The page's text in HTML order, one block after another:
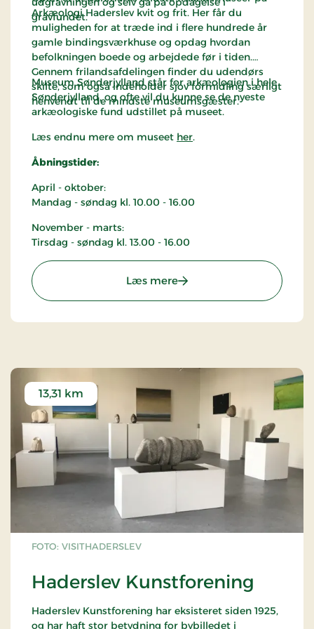
gravfundet.
Arkæologi Haderslev kvit og frit. Her får du
muligheden for at træde ind i flere hundrede år
gamle bindingsværkhuse og opdag hvordan
befolkningen boede og arbejdede før i tiden.
Gennem frilandsafdelingen finder du udendørs
skilte, som også indeholder sjov formidling særligt
henvendt til de mindste museumsgæster.
Museum Sønderjylland står for arkæologien i hele
Sønderjylland, og ofte vil du kunne se de nyeste
arkæologiske fund udstillet på museet.
Læs endnu mere om museet her.
Åbningstider:
April - oktober:
Mandag - søndag kl. 10.00 - 16.00
November - marts:
Tirsdag - søndag kl. 13.00 - 16.00
Læs mere: Museum Sønderjylland
FOTO: VISITHADERSLEV
Haderslev Kunstforening
13,31 km
Haderslev Kunstforening har eksisteret siden 1925,
og har haft stor betydning for bybilledet i